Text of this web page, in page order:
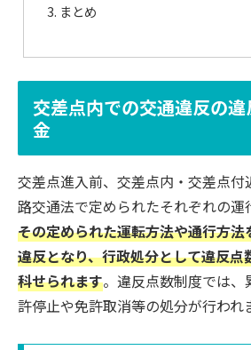
まとめ
交差点内での交通違反の
金
交差点進入前、交差点内・交差点
路交通法で定められたそれぞれの運
その定められた運転方法や通行方
違反となり、行政処分として違反点
科せられます。違反点数制度では
許停止や免許取消等の処分が行われ